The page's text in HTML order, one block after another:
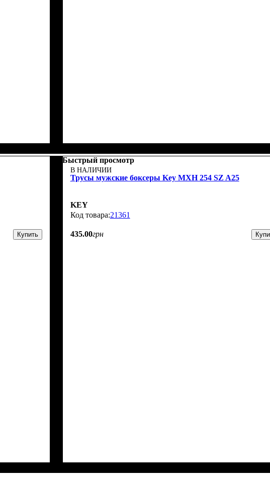
Купить
Быстрый просмотр
В НАЛИЧИИ
Трусы мужские боксеры Key MXH 254 SZ A25
KEY
21361
435.00грн